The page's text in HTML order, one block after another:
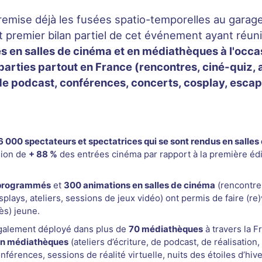
déjà les fusées spatio-temporelles au
premier bilan partiel de cet événement ayant
en salles de cinéma et en médiathèques à
partout en France (rencontres, ciné-quiz,
podcast, conférences, concerts, cosplay,
000 spectateurs et spectatrices qui se sont rendus en salles
de + 88 % des entrées cinéma par rapport à la première
et 300 animations en salles de cinéma
ateliers, sessions de jeux vidéo) ont permis de faire
jeune.
déployé dans plus de 70 médiathèques à travers la
médiathèques (ateliers d’écriture, de podcast, de
sessions de réalité virtuelle, nuits des étoiles